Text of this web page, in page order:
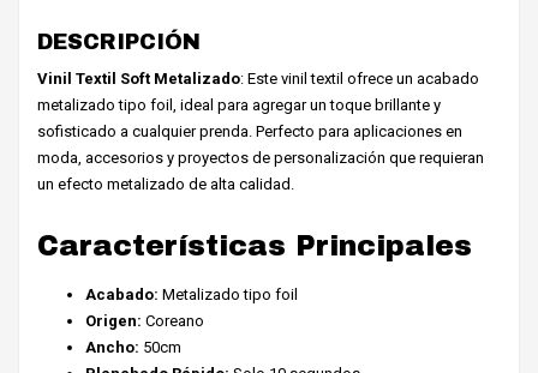
DESCRIPCIÓN
Vinil Textil Soft Metalizado: Este vinil textil ofrece un acabado
metalizado tipo foil, ideal para agregar un toque brillante y
sofisticado a cualquier prenda. Perfecto para aplicaciones en
moda, accesorios y proyectos de personalización que requieran
un efecto metalizado de alta calidad.
Características Principales
Acabado: Metalizado tipo foil
Origen: Coreano
Ancho: 50cm